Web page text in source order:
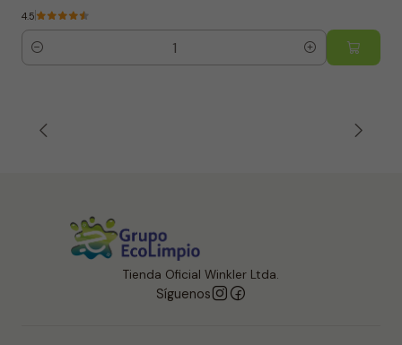
4.5
Cantidad
Tienda Oficial Winkler Ltda.
Síguenos